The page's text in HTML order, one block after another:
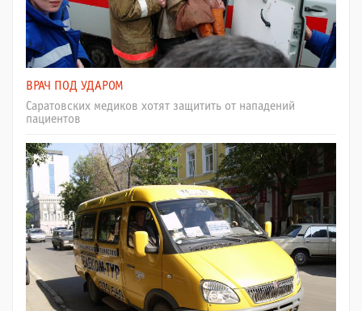
ВРАЧ ПОД УДАРОМ
Саратовских медиков хотят защитить от нападений
пациентов